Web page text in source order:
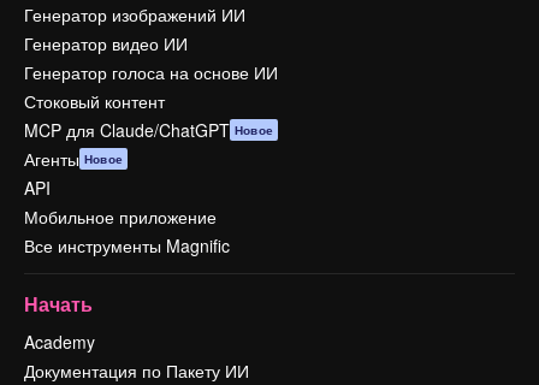
Генератор изображений ИИ
Генератор видео ИИ
Генератор голоса на основе ИИ
Стоковый контент
MCP для Claude/ChatGPT Новое
Агенты Новое
API
Мобильное приложение
Все инструменты Magnific
Начать
Academy
Документация по Пакету ИИ